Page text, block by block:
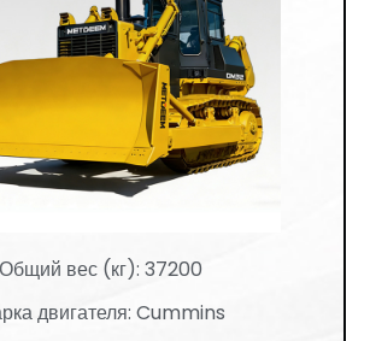
Общий вес (кг): 37200
двигателя: Cummins